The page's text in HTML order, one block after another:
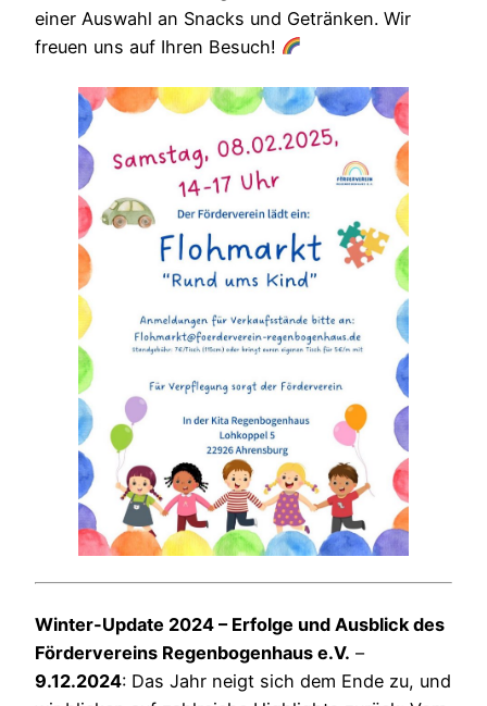
einer Auswahl an Snacks und Getränken. Wir
freuen uns auf Ihren Besuch!
Winter-Update 2024 – Erfolge und Ausblick des
Fördervereins Regenbogenhaus e.V. –
9.12.2024: Das Jahr neigt sich dem Ende zu, und